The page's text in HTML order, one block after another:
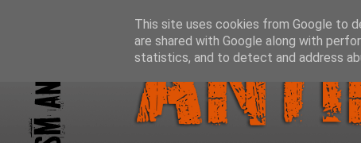
This site uses cookies from Google to
are shared with Google along with
statistics, and to detect and address